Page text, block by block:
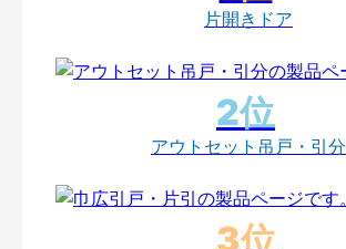
片開きドア
アウトセット吊戸・引分